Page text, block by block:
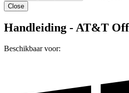
Close
Handleiding - AT&T
Beschikbaar voor: